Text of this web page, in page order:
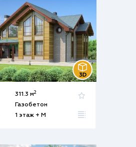
311.3 м2
Газобетон
1 этаж + М